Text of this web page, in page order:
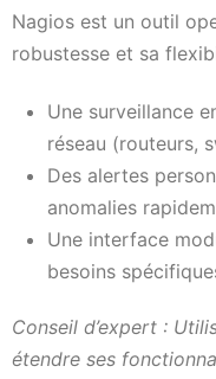
Nagios est un outil
robustesse et sa
Une surveillance
réseau (routeurs,
Des alertes
anomalies
Une interface
besoins
Conseil d’expert :
étendre ses